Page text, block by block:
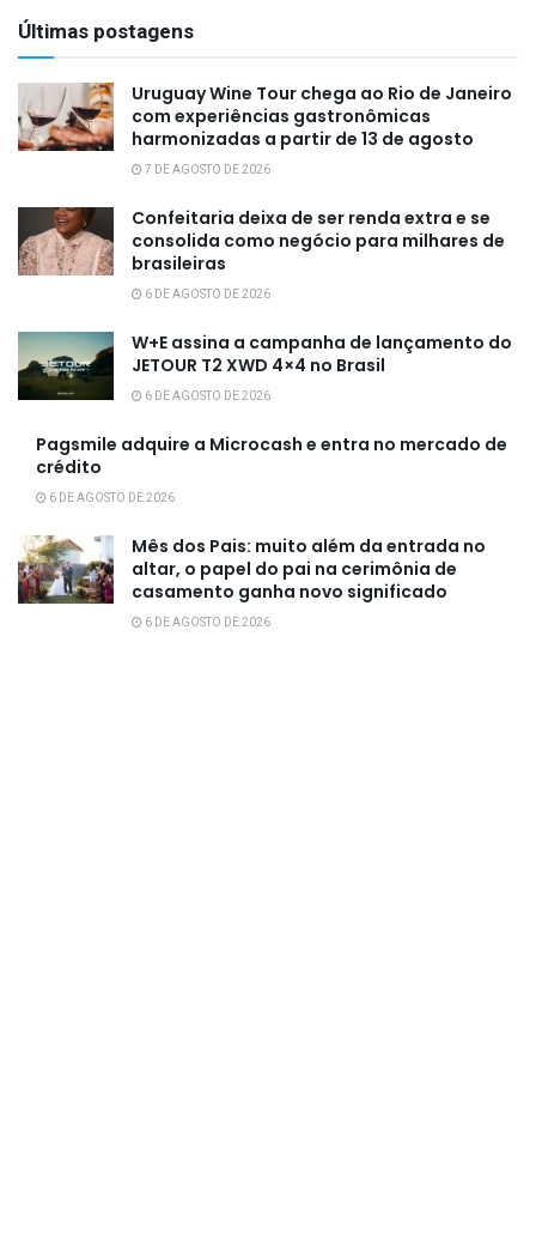
Últimas postagens
Uruguay Wine Tour chega ao Rio de Janeiro
com experiências gastronômicas
harmonizadas a partir de 13 de agosto
7 DE AGOSTO DE 2026
Confeitaria deixa de ser renda extra e se
consolida como negócio para milhares de
brasileiras
6 DE AGOSTO DE 2026
W+E assina a campanha de lançamento do
JETOUR T2 XWD 4×4 no Brasil
6 DE AGOSTO DE 2026
Pagsmile adquire a Microcash e entra no mercado de
crédito
6 DE AGOSTO DE 2026
Mês dos Pais: muito além da entrada no
altar, o papel do pai na cerimônia de
casamento ganha novo significado
6 DE AGOSTO DE 2026